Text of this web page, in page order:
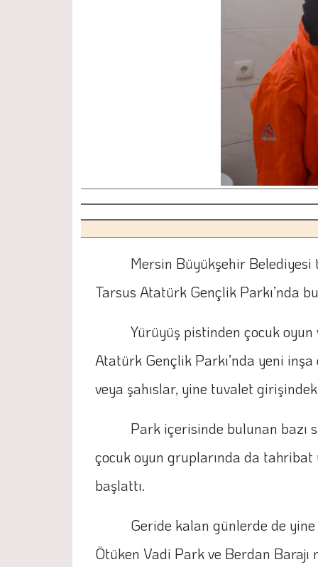
Mersin Büyükşehir
Tarsus Atatürk Gençlik Parkı’nda
Yürüyüş pistinden çocuk
Atatürk Gençlik Parkı’nda yeni
veya şahıslar, yine tuvalet
Park içerisinde bulunan bazı
çocuk oyun gruplarında da tahribat
başlattı.
Geride kalan günlerde de
Ötüken Vadi Park ve Berdan Barajı